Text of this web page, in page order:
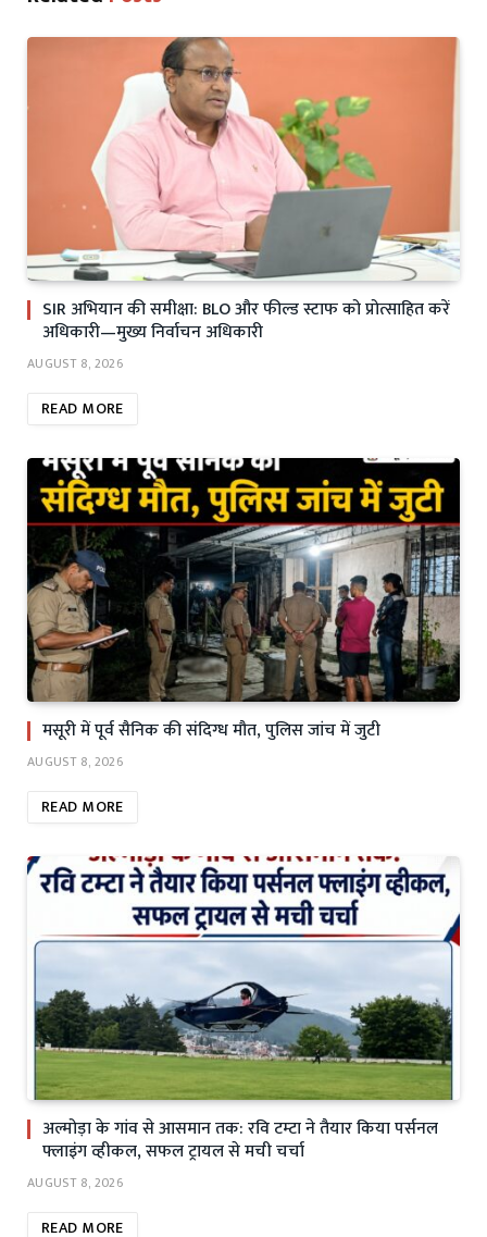
SIR अभियान की समीक्षा: BLO और फील्ड स्टाफ को प्रोत्साहित करें
अधिकारी—मुख्य निर्वाचन अधिकारी
AUGUST 8, 2026
READ MORE
मसूरी में पूर्व सैनिक की संदिग्ध मौत, पुलिस जांच में जुटी
AUGUST 8, 2026
READ MORE
अल्मोड़ा के गांव से आसमान तक: रवि टम्टा ने तैयार किया पर्सनल
फ्लाइंग व्हीकल, सफल ट्रायल से मची चर्चा
AUGUST 8, 2026
READ MORE